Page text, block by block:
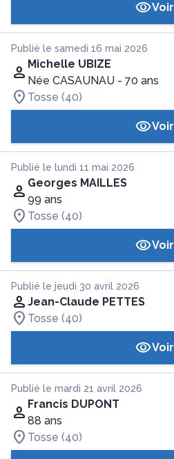
Voir
Publié le samedi 16 mai 2026
Michelle UBIZE
Née CASAUNAU - 70 ans
Tosse (40)
Voir
Publié le lundi 11 mai 2026
Georges MAILLES
99 ans
Tosse (40)
Voir
Publié le jeudi 30 avril 2026
Jean-Claude PETTES
Tosse (40)
Voir
Publié le mardi 21 avril 2026
Francis DUPONT
88 ans
Tosse (40)